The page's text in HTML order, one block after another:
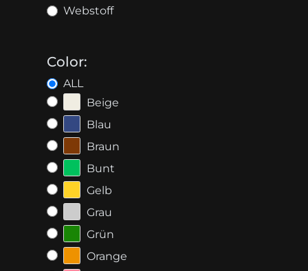
Webstoff
Color:
ALL
Beige
Blau
Braun
Bunt
Gelb
Grau
Grün
Orange